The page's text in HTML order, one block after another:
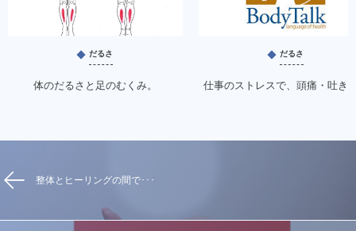
だるさ
体のだるさと足のむくみ。
だるさ
仕事のストレスで、頭痛・吐き
整体とヒーリングの間で･･･